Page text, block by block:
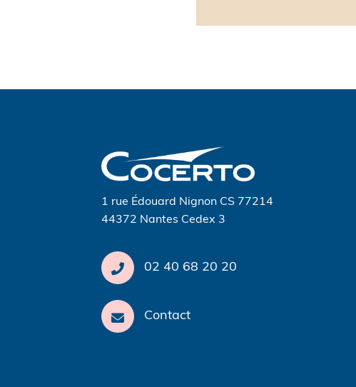
1 rue Édouard Nignon CS 77214
44372 Nantes Cedex 3
02 40 68 20 20
Contact